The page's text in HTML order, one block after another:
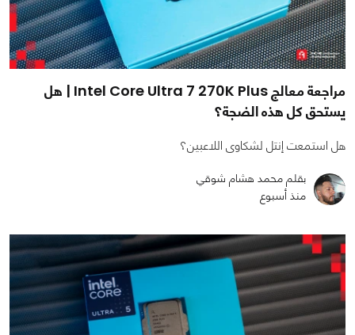
مراجعة معالج Intel Core Ultra 7 270K Plus | هل
يستحق كل هذه الضجة؟
هل استمعت إنتل لشكاوى اللاعبين؟
بقلم محمد هشام شوقي
منذ أسبوع